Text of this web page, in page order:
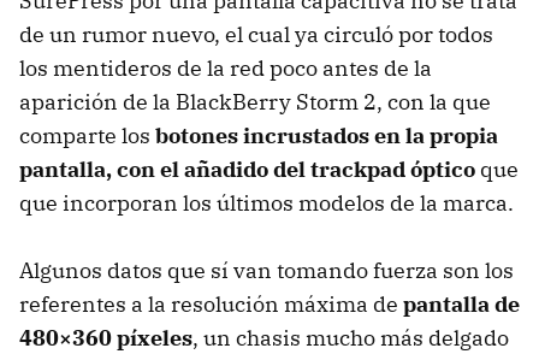
de un rumor nuevo, el cual ya circuló por todos
los mentideros de la red poco antes de la
aparición de la BlackBerry Storm 2, con la que
comparte los botones incrustados en la propia
pantalla, con el añadido del trackpad óptico que
que incorporan los últimos modelos de la marca.
Algunos datos que sí van tomando fuerza son los
referentes a la resolución máxima de pantalla de
480×360 píxeles, un chasis mucho más delgado